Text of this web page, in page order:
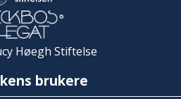
Høegh Stiftelse
brukere